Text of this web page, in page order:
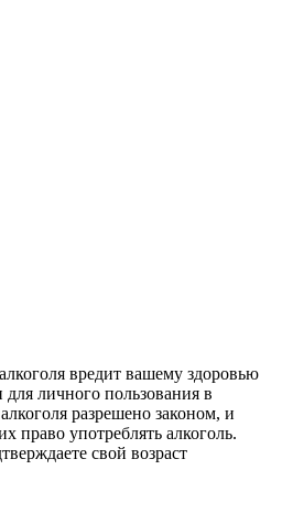
вредит вашему здоровью
личного пользования в
разрешено законом, и
право употреблять алкоголь.
свой возраст